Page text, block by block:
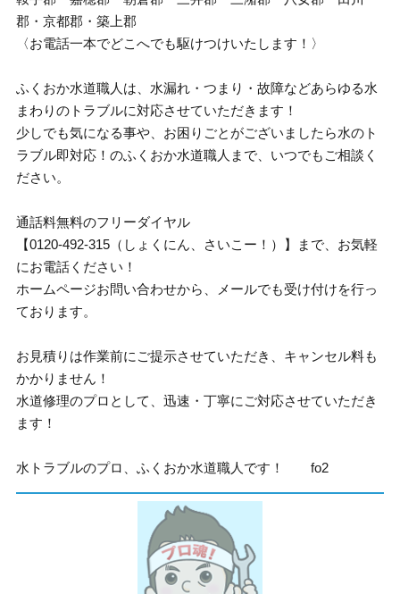
郡・京都郡・築上郡
〈お電話一本でどこへでも駆けつけいたします！〉
ふくおか水道職人は、水漏れ・つまり・故障などあらゆる水
まわりのトラブルに対応させていただきます！
少しでも気になる事や、お困りごとがございましたら水のト
ラブル即対応！のふくおか水道職人まで、いつでもご相談く
ださい。
通話料無料のフリーダイヤル
【0120-492-315（しょくにん、さいこー！）】まで、お気軽
にお電話ください！
ホームページお問い合わせから、メールでも受け付けを行っ
ております。
お見積りは作業前にご提示させていただき、キャンセル料も
かかりません！
水道修理のプロとして、迅速・丁寧にご対応させていただき
ます！
水トラブルのプロ、ふくおか水道職人です！ fo2